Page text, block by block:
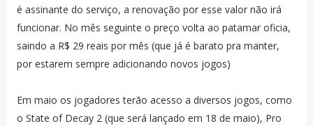
é assinante do serviço, a renovação por esse valor não irá
funcionar. No mês seguinte o preço volta ao patamar oficia,
saindo a R$ 29 reais por mês (que já é barato pra manter,
por estarem sempre adicionando novos jogos)
Em maio os jogadores terão acesso a diversos jogos, como
o State of Decay 2 (que será lançado em 18 de maio), Pro